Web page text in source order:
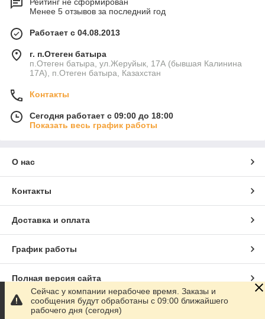
Рейтинг не сформирован
Менее 5 отзывов за последний год
Работает с 04.08.2013
г. п.Отеген батыра
п.Отеген батыра, ул.Жеруйык, 17А (бывшая Калинина
17А), п.Отеген батыра, Казахстан
Контакты
Сегодня работает с 09:00 до 18:00
Показать весь график работы
О нас
Контакты
Доставка и оплата
График работы
Полная версия сайта
Сайт создан на маркетплейсе
Сейчас у компании нерабочее время. Заказы и
сообщения будут обработаны с 09:00 ближайшего
рабочего дня (сегодня)